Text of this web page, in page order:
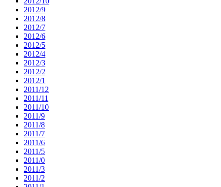
2012/9
2012/8
2012/7
2012/6
2012/5
2012/4
2012/3
2012/2
2012/1
2011/12
2011/11
2011/10
2011/9
2011/8
2011/7
2011/6
2011/5
2011/0
2011/3
2011/2